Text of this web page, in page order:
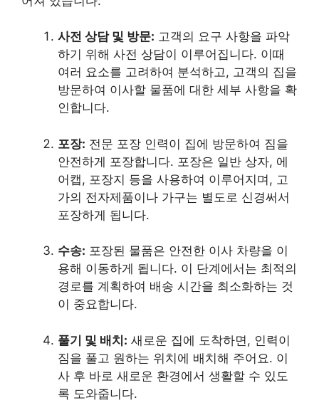
사전 상담 및 방문: 고객의 요구 사항을 파악
하기 위해 사전 상담이 이루어집니다. 이때
여러 요소를 고려하여 분석하고, 고객의 집을
방문하여 이사할 물품에 대한 세부 사항을 확
인합니다.
포장: 전문 포장 인력이 집에 방문하여 짐을
안전하게 포장합니다. 포장은 일반 상자, 에
어캡, 포장지 등을 사용하여 이루어지며, 고
가의 전자제품이나 가구는 별도로 신경써서
포장하게 됩니다.
수송: 포장된 물품은 안전한 이사 차량을 이
용해 이동하게 됩니다. 이 단계에서는 최적의
경로를 계획하여 배송 시간을 최소화하는 것
이 중요합니다.
풀기 및 배치: 새로운 집에 도착하면, 인력이
짐을 풀고 원하는 위치에 배치해 주어요. 이
사 후 바로 새로운 환경에서 생활할 수 있도
록 도와줍니다.